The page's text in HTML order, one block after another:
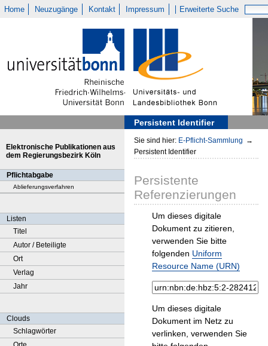
Home Neuzugänge Kontakt Impressum Erweiterte Suche
Persistent Identifier
Elektronische Publikationen aus
dem Regierungsbezirk Köln
Pflichtabgabe
Ablieferungsverfahren
Listen
Titel
Autor / Beteiligte
Ort
Verlag
Jahr
Clouds
Schlagwörter
Sie sind hier: E-Pflicht-Sammlung →
Persistent Identifier
Persistente
Referenzierungen
Um dieses digitale
Dokument zu zitieren,
verwenden Sie bitte
folgenden Uniform
Resource Name (URN)
Um dieses digitale
Dokument im Netz zu
verlinken, verwenden Sie